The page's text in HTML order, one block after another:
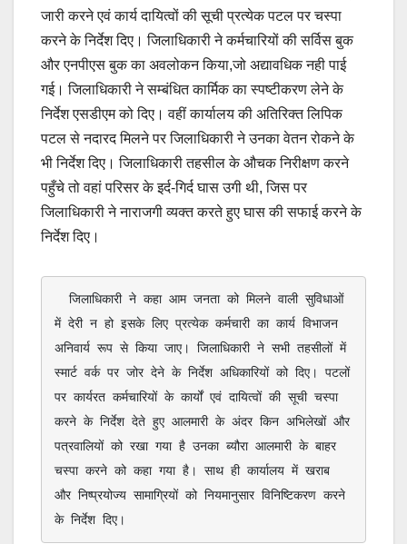
जारी करने एवं कार्य दायित्वों की सूची प्रत्येक पटल पर चस्पा
करने के निर्देश दिए। जिलाधिकारी ने कर्मचारियों की सर्विस बुक
और एनपीएस बुक का अवलोकन किया,जो अद्यावधिक नही पाई
गई। जिलाधिकारी ने सम्बंधित कार्मिक का स्पष्टीकरण लेने के
निर्देश एसडीएम को दिए। वहीं कार्यालय की अतिरिक्त लिपिक
पटल से नदारद मिलने पर जिलाधिकारी ने उनका वेतन रोकने के
भी निर्देश दिए। जिलाधिकारी तहसील के औचक निरीक्षण करने
पहुँचे तो वहां परिसर के इर्द-गिर्द घास उगी थी, जिस पर
जिलाधिकारी ने नाराजगी व्यक्त करते हुए घास की सफाई करने के
निर्देश दिए।
में देरी न हो इसके लिए प्रत्येक कर्मचारी का कार्य विभाजन
अनिवार्य रूप से किया जाए। जिलाधिकारी ने सभी तहसीलों में
स्मार्ट वर्क पर जोर देने के निर्देश अधिकारियों को दिए। पटलों
पर कार्यरत कर्मचारियों के कार्यों एवं दायित्वों की सूची चस्पा
करने के निर्देश देते हुए आलमारी के अंदर किन अभिलेखों और
पत्रवालियों को रखा गया है उनका ब्यौरा आलमारी के बाहर
चस्पा करने को कहा गया है। साथ ही कार्यालय में खराब
और निष्प्रयोज्य सामाग्रियों को नियमानुसार विनिष्टिकरण करने
के निर्देश दिए।